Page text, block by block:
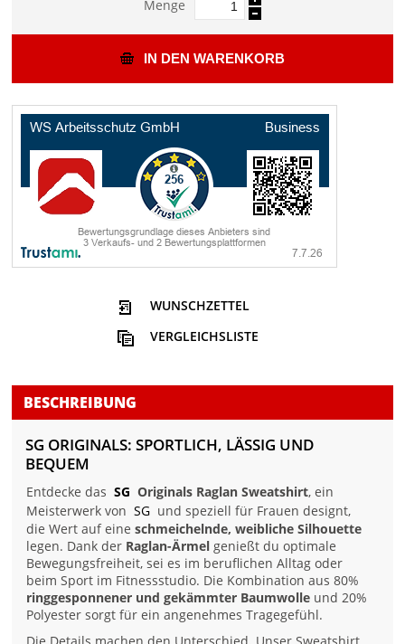
Menge
IN DEN WARENKORB
WUNSCHZETTEL
VERGLEICHSLISTE
BESCHREIBUNG
SG ORIGINALS: SPORTLICH, LÄSSIG UND
BEQUEM
Entdecke das SG Originals Raglan Sweatshirt, ein
Meisterwerk von SG und speziell für Frauen designt,
die Wert auf eineschmeichelnde, weibliche Silhouette
legen. Dank der Raglan-Ärmel genießt du optimale
Bewegungsfreiheit, sei es im beruflichen Alltag oder
beim Sport im Fitnessstudio. Die Kombination aus 80%
ringgesponnener und gekämmter Baumwolle und 20%
Polyester sorgt für ein angenehmes Tragegefühl.